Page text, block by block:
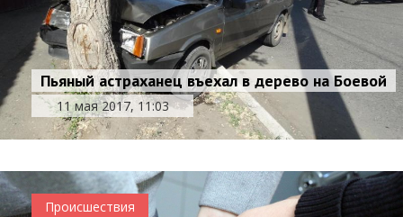
Пьяный астраханец въехал в дерево на Боевой
11 мая 2017, 11:03
Происшествия